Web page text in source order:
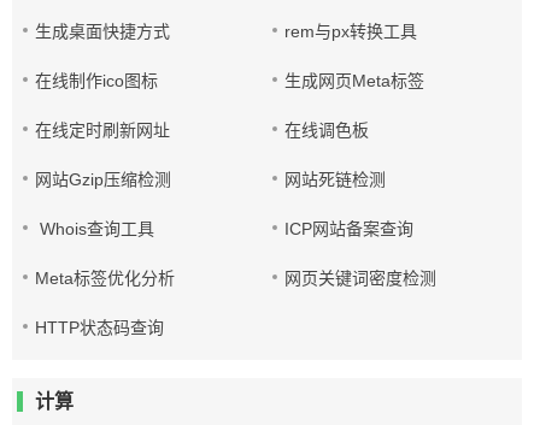
生成桌面快捷方式 rem与px转换工具
在线制作ico图标 生成网页Meta标签
在线定时刷新网址 在线调色板
网站Gzip压缩检测 网站死链检测
Whois查询工具 ICP网站备案查询
Meta标签优化分析 网页关键词密度检测
HTTP状态码查询
计算